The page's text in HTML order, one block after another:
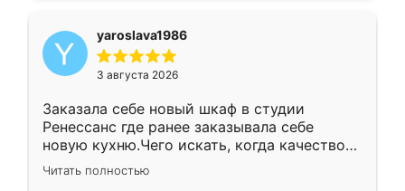
yaroslava1986
3 августа 2026
Заказала себе новый шкаф в студии
Ренессанс где ранее заказывала себе
новую кухню.Чего искать, когда качеством
вполне довольна. Служит кухня уже почти
два года, нареканий нет.
Читать полностью